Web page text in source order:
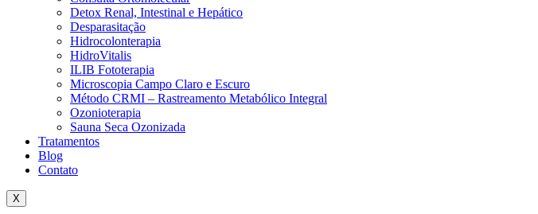
Detox Renal, Intestinal e Hepático
Desparasitação
Hidrocolonterapia
HidroVitalis
ILIB Fototerapia
Microscopia Campo Claro e Escuro
Método CRMI – Rastreamento Metabólico Integral
Ozonioterapia
Sauna Seca Ozonizada
Tratamentos
Blog
Contato
X